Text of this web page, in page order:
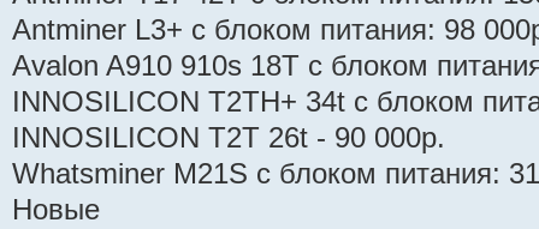
Antminer L3+ с блоком питания: 98
Avalon A910 910s 18T с блоком
INNOSILICON T2TH+ 34t с блоком
INNOSILICON T2T 26t - 90 000р.
Whatsminer M21S с блоком питания:
Новые